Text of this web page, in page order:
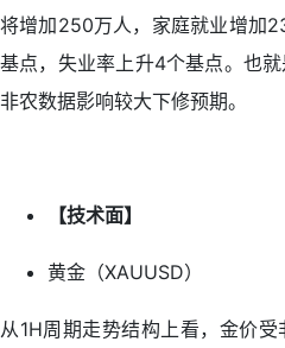
将增加250万人，家庭就业增加
基点，失业率上升4个基点。也
非农数据影响较大下修预期。
【技术面】
黄金（XAUUSD）
从1H周期走势结构上看，金价